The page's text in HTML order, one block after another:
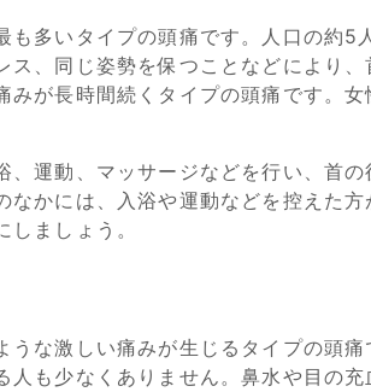
も多いタイプの頭痛です。人口の約5
ス、同じ姿勢を保つことなどにより
みが長時間続くタイプの頭痛です。
、運動、マッサージなどを行い、首
なかには、入浴や運動などを控えた
しましょう。
うな激しい痛みが生じるタイプの頭
人も少なくありません。鼻水や目の